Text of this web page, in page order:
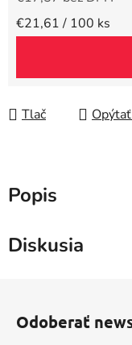
Jednotková cena:
€21,61 / 100 ks
Tlač
Popis
Diskusia
Odoberať